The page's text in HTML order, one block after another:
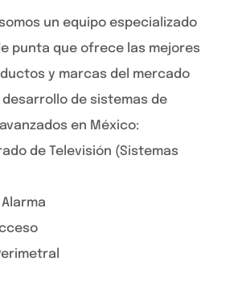
un equipo especializado
punta que ofrece las mejores
y marcas del mercado
de sistemas de
en México:
de Televisión (Sistemas